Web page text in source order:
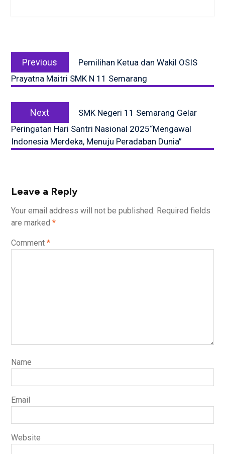
navigation
Previous
post:
Pemilihan Ketua dan Wakil OSIS
Prayatna Maitri SMK N 11 Semarang
Next
post:
SMK Negeri 11 Semarang Gelar
Peringatan Hari Santri Nasional 2025“Mengawal
Indonesia Merdeka, Menuju Peradaban Dunia”
Leave a Reply
Your email address will not be published. Required fields
are marked *
Comment *
Name
Email
Website